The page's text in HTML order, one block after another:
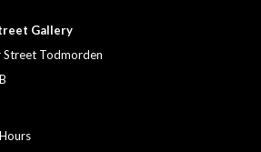
Gallery
Street Todmorden